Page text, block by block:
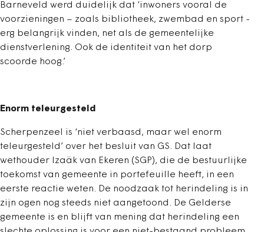
Barneveld werd duidelijk dat ‘inwoners vooral de
voorzieningen – zoals bibliotheek, zwembad en sport -
erg belangrijk vinden, net als de gemeentelijke
dienstverlening. Ook de identiteit van het dorp
scoorde hoog.’
Enorm teleurgesteld
Scherpenzeel is ‘niet verbaasd, maar wel enorm
teleurgesteld’ over het besluit van GS. Dat laat
wethouder Izaäk van Ekeren (SGP), die de bestuurlijke
toekomst van gemeente in portefeuille heeft, in een
eerste reactie weten. De noodzaak tot herindeling is in
zijn ogen nog steeds niet aangetoond. De Gelderse
gemeente is en blijft van mening dat herindeling een